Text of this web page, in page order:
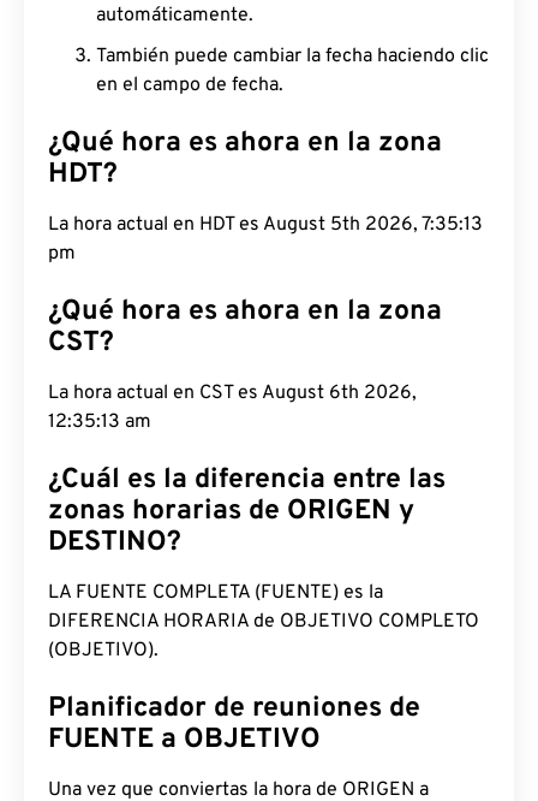
automáticamente.
También puede cambiar la fecha haciendo clic
en el campo de fecha.
¿Qué hora es ahora en la zona
HDT?
La hora actual en HDT es August 5th 2026, 7:35:14
pm
¿Qué hora es ahora en la zona
CST?
La hora actual en CST es August 6th 2026,
12:35:14 am
¿Cuál es la diferencia entre las
zonas horarias de ORIGEN y
DESTINO?
LA FUENTE COMPLETA (FUENTE) es la
DIFERENCIA HORARIA de OBJETIVO COMPLETO
(OBJETIVO).
Planificador de reuniones de
FUENTE a OBJETIVO
Una vez que conviertas la hora de ORIGEN a